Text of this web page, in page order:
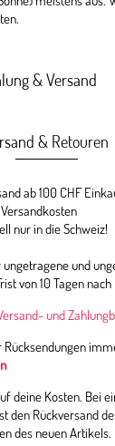
& Versand
& Retouren
ab 100 CHF
nur in die Schweiz!
und
von 10 Tagen
und
Rücksendungen
deine Kosten. Bei
den Rückversand
des neuen Artikels.